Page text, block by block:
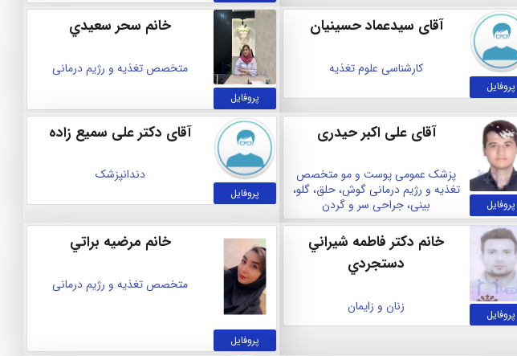
پروفایل
آقای سيدعماد حسينيان
کارشناسی علوم تغذیه
پروفایل
خانم سحر سعيدي
متخصص تغذیه و رژیم درمانی
پروفایل
آقای علی اکبر حیدری
پزشک عمومی پوست و مو متخصص
تغذیه و رژیم درمانیگوش، حلق، گلو،
بینی، جراحی سر و گردن
پروفایل
آقای دکتر علی سمیع زاده
دندانپزشک
پروفایل
خانم دکتر فاطمه شيراني
دستجردي
زنان و زایمان
پروفایل
خانم مرضيه براتي
متخصص تغذیه و رژیم درمانی